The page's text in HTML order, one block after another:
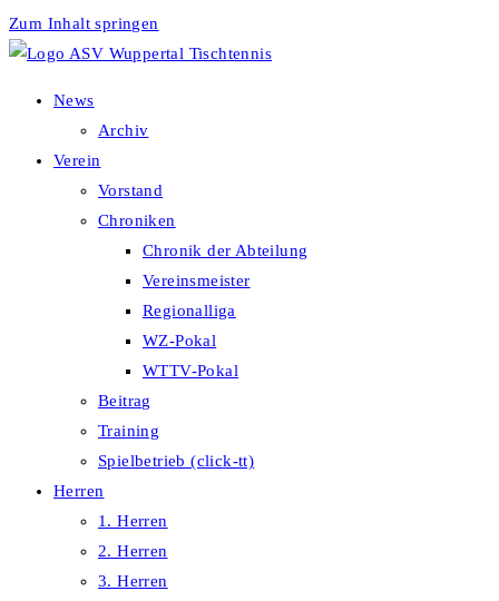
Zum Inhalt springen
News
Archiv
Verein
Vorstand
Chroniken
Chronik der Abteilung
Vereinsmeister
Regionalliga
WZ-Pokal
WTTV-Pokal
Beitrag
Training
Spielbetrieb (click-tt)
Herren
1. Herren
2. Herren
3. Herren